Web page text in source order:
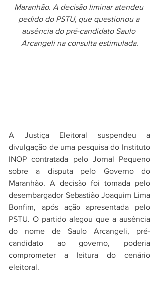
Maranhão. A decisão liminar atendeu
pedido do PSTU, que questionou a
ausência do pré-candidato Saulo
Arcangeli na consulta estimulada.
A Justiça Eleitoral suspendeu a
divulgação de uma pesquisa do Instituto
INOP contratada pelo Jornal Pequeno
sobre a disputa pelo Governo do
Maranhão. A decisão foi tomada pelo
desembargador Sebastião Joaquim Lima
Bonfim, após ação apresentada pelo
PSTU. O partido alegou que a ausência
do nome de Saulo Arcangeli, pré-
candidato ao governo, poderia
comprometer a leitura do cenário
eleitoral.